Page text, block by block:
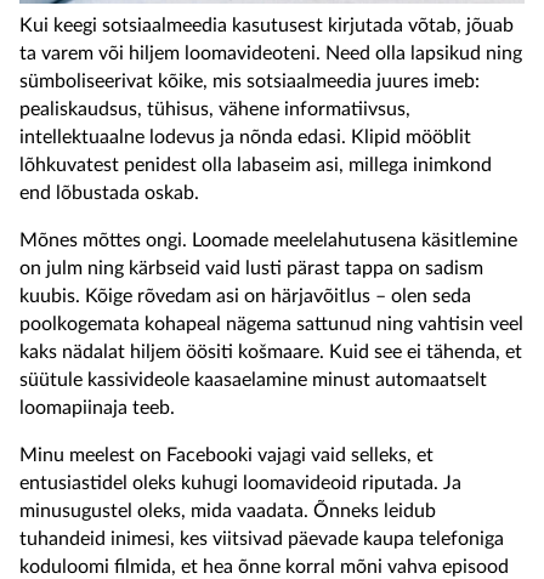
Kui keegi sotsiaalmeedia kasutusest kirjutada võtab, jõuab
ta varem või hiljem loomavideoteni. Need olla lapsikud ning
sümboliseerivat kõike, mis sotsiaalmeedia juures imeb:
pealiskaudsus, tühisus, vähene informatiivsus,
intellektuaalne lodevus ja nõnda edasi. Klipid mööblit
lõhkuvatest penidest olla labaseim asi, millega inimkond
end lõbustada oskab.
Mõnes mõttes ongi. Loomade meelelahutusena käsitlemine
on julm ning kärbseid vaid lusti pärast tappa on sadism
kuubis. Kõige rõvedam asi on härjavõitlus – olen seda
poolkogemata kohapeal nägema sattunud ning vahtisin veel
kaks nädalat hiljem öösiti košmaare. Kuid see ei tähenda, et
süütule kassivideole kaasaelamine minust automaatselt
loomapiinaja teeb.
Minu meelest on Facebooki vajagi vaid selleks, et
entusiastidel oleks kuhugi loomavideoid riputada. Ja
minusugustel oleks, mida vaadata. Õnneks leidub
tuhandeid inimesi, kes viitsivad päevade kaupa telefoniga
koduloomi filmida, et hea õnne korral mõni vahva episood